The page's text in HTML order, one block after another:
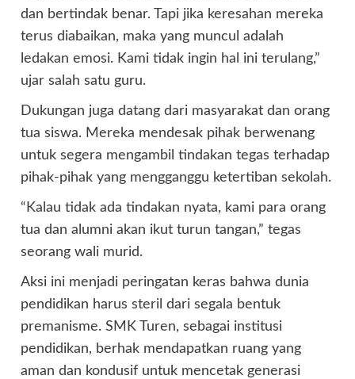
dan bertindak benar. Tapi jika keresahan mereka
terus diabaikan, maka yang muncul adalah
ledakan emosi. Kami tidak ingin hal ini terulang,”
ujar salah satu guru.
Dukungan juga datang dari masyarakat dan orang
tua siswa. Mereka mendesak pihak berwenang
untuk segera mengambil tindakan tegas terhadap
pihak-pihak yang mengganggu ketertiban sekolah.
“Kalau tidak ada tindakan nyata, kami para orang
tua dan alumni akan ikut turun tangan,” tegas
seorang wali murid.
Aksi ini menjadi peringatan keras bahwa dunia
pendidikan harus steril dari segala bentuk
premanisme. SMK Turen, sebagai institusi
pendidikan, berhak mendapatkan ruang yang
aman dan kondusif untuk mencetak generasi